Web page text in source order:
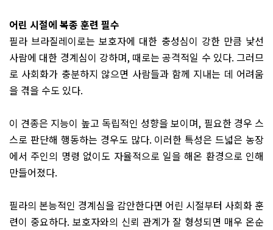
어린 시절에 복종 훈련 필수
필라 브라질레이로는 보호자에 대한 충성심이 강한 만큼 낯선
사람에 대한 경계심이 강하며, 때로는 공격적일 수 있다. 그러므
로 사회화가 충분하지 않으면 사람들과 함께 지내는 데 어려움
을 겪을 수도 있다.
이 견종은 지능이 높고 독립적인 성향을 보이며, 필요한 경우 스
스로 판단해 행동하는 경우도 많다. 이러한 특성은 드넓은 농장
에서 주인의 명령 없이도 자율적으로 일을 해온 환경으로 인해
만들어졌다.
필라의 본능적인 경계심을 감안한다면 어린 시절부터 사회화 훈
련이 중요하다. 보호자와의 신뢰 관계가 잘 형성되면 매우 온순